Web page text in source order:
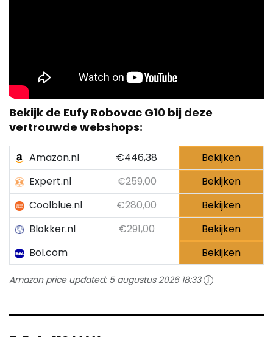
Bekijk de Eufy Robovac G10 bij deze
vertrouwde webshops:
Amazon.nl €446,38
Bekijken
Expert.nl
€259,00
Bekijken
Coolblue.nl
€280,00
Bekijken
Blokker.nl
€291,00
Bekijken
Bol.com
Bekijken
Amazon price updated: 5 augustus 2026 18:33